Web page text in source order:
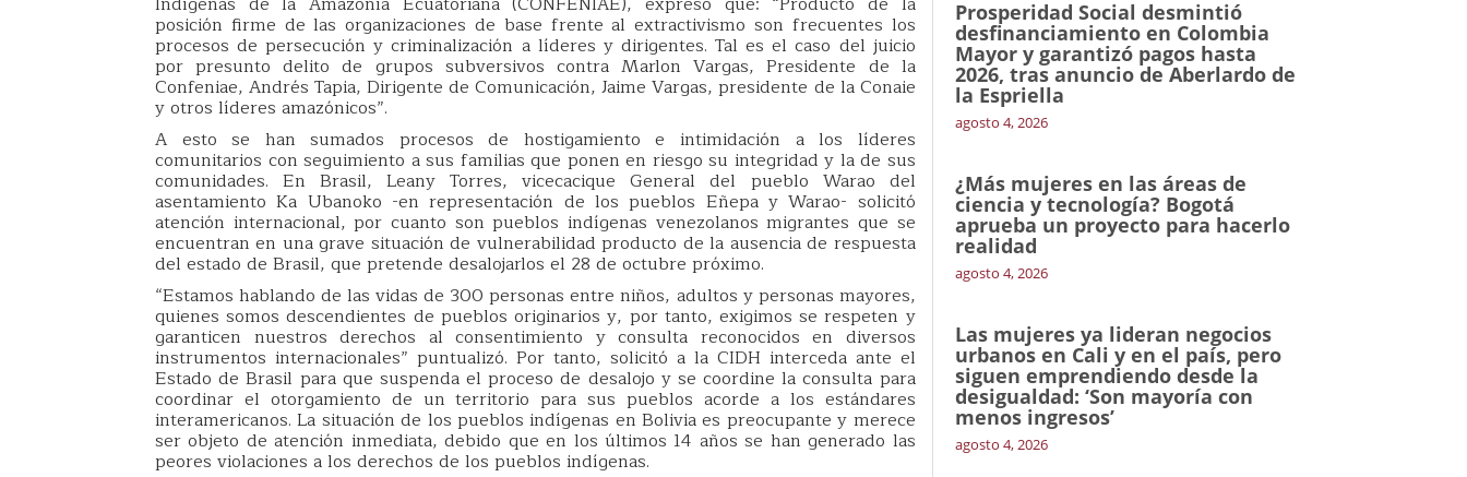
posición firme de las organizaciones de base frente al extractivismo son frecuentes los
procesos de persecución y criminalización a líderes y dirigentes. Tal es el caso del juicio
por presunto delito de grupos subversivos contra Marlon Vargas, Presidente de la
Confeniae, Andrés Tapia, Dirigente de Comunicación, Jaime Vargas, presidente de la Conaie
y otros líderes amazónicos”.
A esto se han sumados procesos de hostigamiento e intimidación a los líderes
comunitarios con seguimiento a sus familias que ponen en riesgo su integridad y la de sus
comunidades. En Brasil, Leany Torres, vicecacique General del pueblo Warao del
asentamiento Ka Ubanoko -en representación de los pueblos Eñepa y Warao- solicitó
atención internacional, por cuanto son pueblos indígenas venezolanos migrantes que se
encuentran en una grave situación de vulnerabilidad producto de la ausencia de respuesta
del estado de Brasil, que pretende desalojarlos el 28 de octubre próximo.
“Estamos hablando de las vidas de 300 personas entre niños, adultos y personas mayores,
quienes somos descendientes de pueblos originarios y, por tanto, exigimos se respeten y
garanticen nuestros derechos al consentimiento y consulta reconocidos en diversos
instrumentos internacionales” puntualizó. Por tanto, solicitó a la CIDH interceda ante el
Estado de Brasil para que suspenda el proceso de desalojo y se coordine la consulta para
coordinar el otorgamiento de un territorio para sus pueblos acorde a los estándares
interamericanos. La situación de los pueblos indígenas en Bolivia es preocupante y merece
ser objeto de atención inmediata, debido que en los últimos 14 años se han generado las
peores violaciones a los derechos de los pueblos indígenas.
Prosperidad Social desmintió
desfinanciamiento en Colombia
Mayor y garantizó pagos hasta
2026, tras anuncio de Aberlardo de
la Espriella
agosto 4, 2026
¿Más mujeres en las áreas de
ciencia y tecnología? Bogotá
aprueba un proyecto para hacerlo
realidad
agosto 4, 2026
Las mujeres ya lideran negocios
urbanos en Cali y en el país, pero
siguen emprendiendo desde la
desigualdad: ‘Son mayoría con
menos ingresos’
agosto 4, 2026